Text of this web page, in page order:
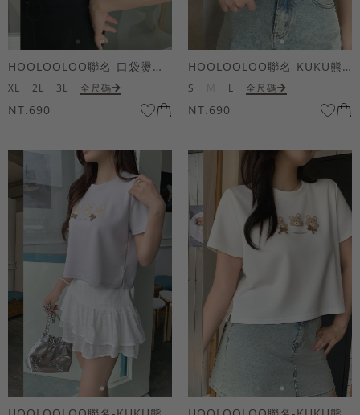
HOOLOOLOO聯名-口袋燙金KUKU熊短袖上衣
XL 2L 3L 全尺碼
NT.690
HOOLOOLOO聯名-KUKU熊蝴蝶結短袖上衣
S L 全尺碼
NT.690